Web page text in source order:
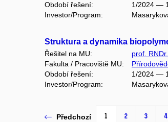
Období řešení:
1/2024 —
Investor/Program:
Struktura a dynamika
Řešitel na MU:
prof.
Fakulta / Pracoviště MU:
Období řešení:
1/2024 —
Investor/Program:
Předchozí 1 2 3 4